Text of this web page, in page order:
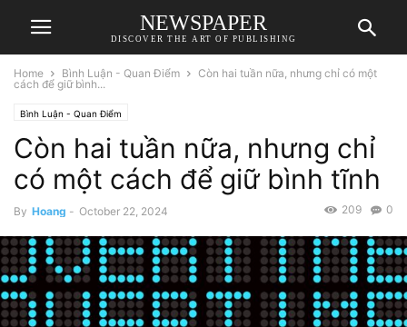
NEWSPAPER
DISCOVER THE ART OF PUBLISHING
Home Bình Luận - Quan Điểm
Còn hai tuần nữa, nhưng chỉ có một
cách để giữ bình...
Bình Luận - Quan Điểm
Còn hai tuần nữa, nhưng chỉ
có một cách để giữ bình tĩnh
By Hoang - October 22, 2024 0
209